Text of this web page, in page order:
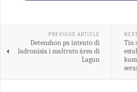
PREVIOUS ARTICLE
Detenshon pa intento di
ladronisia i maltrato área di
Lagun
Tin